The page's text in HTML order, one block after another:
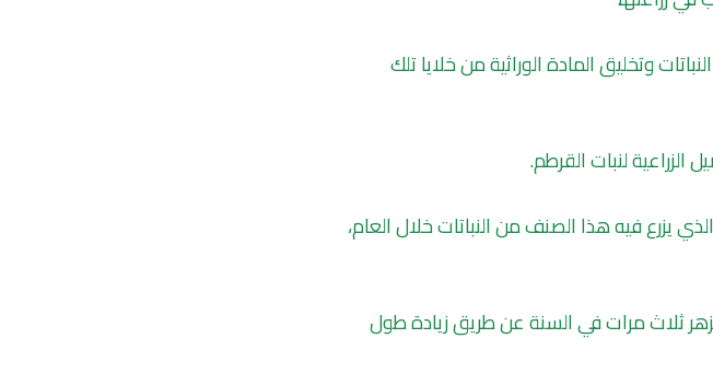
التنوع لنحو 400 نوع من تلك النباتات وتخليق المادة الوراثية من خلايا تلك
الزراعية لنبات القرطم.
فيه هذا الصنف من النباتات خلال العام،
ثلاث مرات في السنة عن طريق زيادة طول